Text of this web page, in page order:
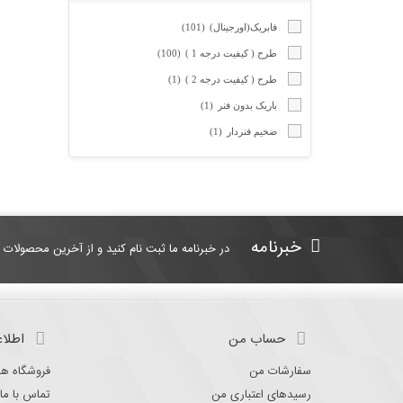
ترانسفر رول (1)
پورت usb (1)
رول کاربن فکس (4)
خار گوشی پرینتر کانن
ریبون (3)
یونیت درام (1)
فابریک(اورجینال) (101)
طرح ( کیفیت درجه 1 ) (100)
طرح ( کیفیت درجه 2 ) (1)
باریک بدون فنر (1)
ضخیم فنردار (1)
خبرنامه در خبرنامه ما ثبت نام کنید و از آخرین
حساب من
سفارشات من
رسیدهای اعتباری من
فروشگاه
تماس با ما